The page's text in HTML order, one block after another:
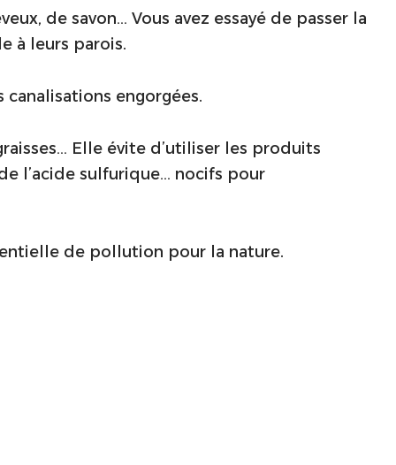
de savon… Vous avez essayé de passer la
à leurs parois.
engorgées.
Elle évite d’utiliser les produits
l’acide sulfurique… nocifs pour
de pollution pour la nature.